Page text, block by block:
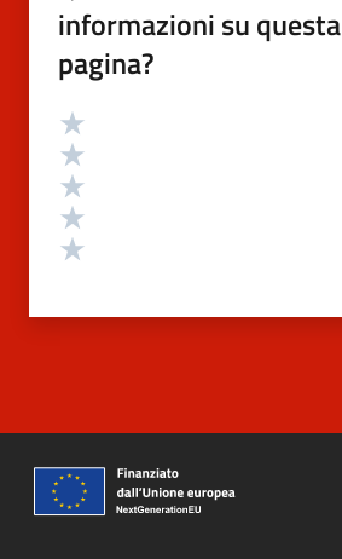
informazioni su questa
pagina?
Valutazione